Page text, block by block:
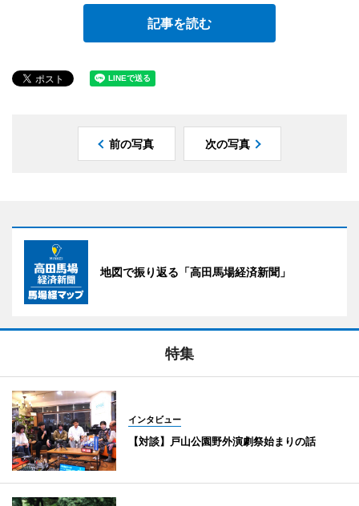
記事を読む
前の写真 次の写真
地図で振り返る「高田馬場経済新聞」
特集
インタビュー
【対談】戸山公園野外演劇祭始まりの話